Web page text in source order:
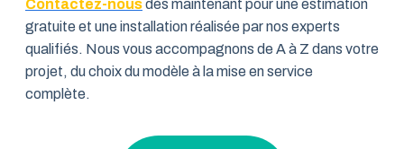
Contactez-nousdès maintenant pour une estimation
gratuite et une installation réalisée par nos experts
qualifiés. Nous vous accompagnons de A à Z dans votre
projet, du choix du modèle à la mise en service
complète.